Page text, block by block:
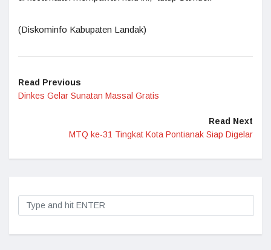
(Diskominfo Kabupaten Landak)
Read Previous
Dinkes Gelar Sunatan Massal Gratis
Read Next
MTQ ke-31 Tingkat Kota Pontianak Siap Digelar